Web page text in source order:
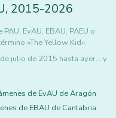
, 2015-2026
EvAU, EBAU, PAEU o
«The Yellow Kid».
julio de 2015 hasta ayer... y
de EvAU de Aragón
de EBAU de Cantabria